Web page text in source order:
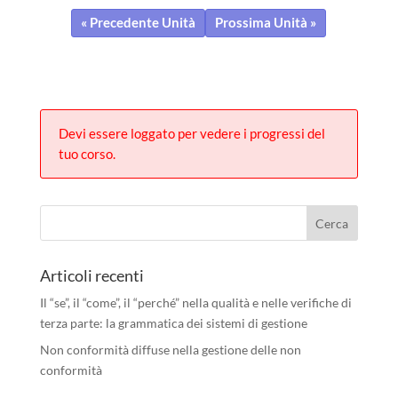
« Precedente Unità Prossima Unità »
Devi essere loggato per vedere i progressi del
tuo corso.
Articoli recenti
Il “se”, il “come”, il “perché” nella qualità e nelle verifiche di
terza parte: la grammatica dei sistemi di gestione
Non conformità diffuse nella gestione delle non
conformità